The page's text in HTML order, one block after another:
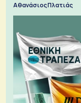
Αθανάσιος Πλατιάς